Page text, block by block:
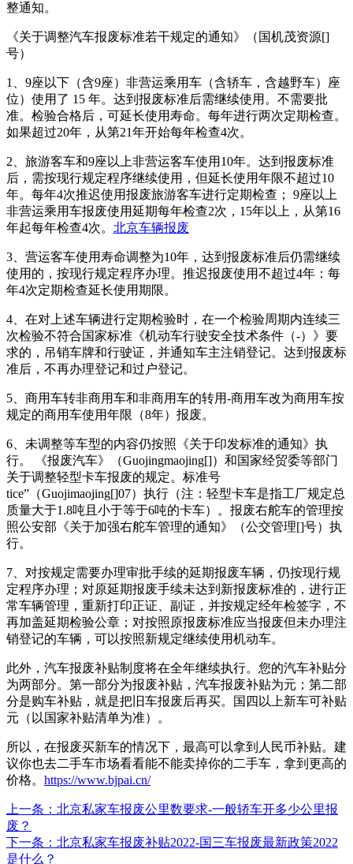
整通知。
《关于调整汽车报废标准若干规定的通知》（国机茂资源[]
号）
1、9座以下（含9座）非营运乘用车（含轿车，含越野车）座
位）使用了 15 年。达到报废标准后需继续使用。不需要批
准。检验合格后，可延长使用寿命。每年进行两次定期检查。
如果超过20年，从第21年开始每年检查4次。
2、旅游客车和9座以上非营运客车使用10年。达到报废标准
后，需按现行规定程序继续使用，但延长使用年限不超过10
年。每年4次推迟使用报废旅游客车进行定期检查； 9座以上
非营运乘用车报废使用延期每年检查2次，15年以上，从第16
年起每年检查4次。 北京车辆报废
3、营运客车使用寿命调整为10年，达到报废标准后仍需继续
使用的，按现行规定程序办理。推迟报废使用不超过4年：每
年4次定期检查延长使用期限。
4、在对上述车辆进行定期检验时，在一个检验周期内连续三
次检验不符合国家标准《机动车行驶安全技术条件（-）》要
求的，吊销车牌和行驶证，并通知车主注销登记。达到报废标
准后，不再办理登记和过户登记。
5、商用车转非商用车和非商用车的转用-商用车改为商用车按
规定的商用车使用年限（8年）报废。
6、未调整等车型的内容仍按照《关于印发标准的通知》执
行。 《报废汽车》（Guojingmaojing[]）和国家经贸委等部门
关于调整轻型卡车报废的规定。标准号
tice”（Guojimaojing[]07）执行（注：轻型卡车是指工厂规定总
质量大于1.8吨且小于等于6吨的卡车）。报废右舵车的管理按
照公安部《关于加强右舵车管理的通知》（公交管理[]号）执
行。
7、对按规定需要办理审批手续的延期报废车辆，仍按现行规
定程序办理；对原延期报废手续未达到新报废标准的，进行正
常车辆管理，重新打印正证、副证，并按规定经年检签字，不
再加盖延期检验公章；对按照原报废标准应当报废但未办理注
销登记的车辆，可以按照新规定继续使用机动车。
此外，汽车报废补贴制度将在全年继续执行。您的汽车补贴分
为两部分。第一部分为报废补贴，汽车报废补贴为元；第二部
分是购车补贴，就是把旧车报废后再买。国四以上新车可补贴
元（以国家补贴清单为准）。
所以，在报废买新车的情况下，最高可以拿到人民币补贴。建
议你也去二手车市场看看能不能卖掉你的二手车，拿到更高的
价格。 https://www.bjpai.cn/
上一条 ：北京私家车报废公里数要求-一般轿车开多少公里报
废？
下一条 ：北京私家车报废补贴2022-国三车报废最新政策2022
是什么？